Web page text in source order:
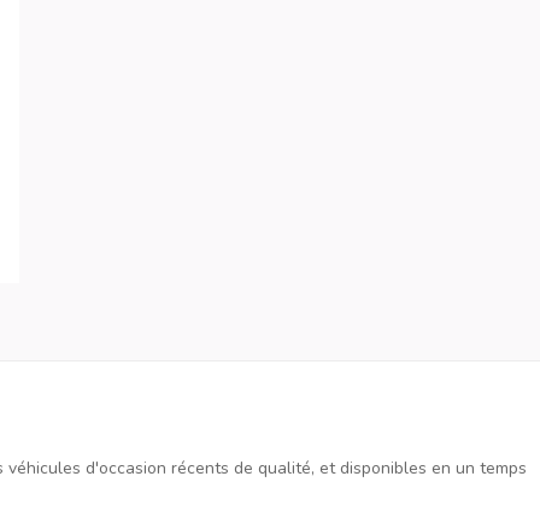
d'occasion récents de qualité, et disponibles en un temps